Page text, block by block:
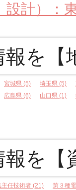
設計）：
を【
宮城県 (5) 埼玉県 (5)
広島県 (6) 山口県 (1)
を【
任技術者 (21)
第３種